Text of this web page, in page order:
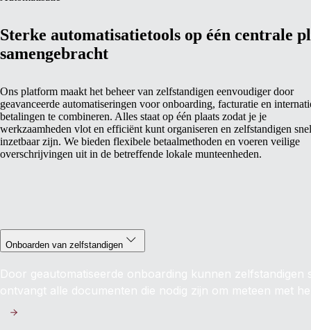
Sterke automatisatietools op één centrale
samengebracht
Ons platform maakt het beheer van zelfstandigen eenvoudiger door
geavanceerde automatiseringen voor onboarding, facturatie en
betalingen te combineren. Alles staat op één plaats zodat je je
werkzaamheden vlot en efficiënt kunt organiseren en zelfstandigen snel
inzetbaar zijn. We bieden flexibele betaalmethoden en voeren veilige
overschrijvingen uit in de betreffende lokale munteenheden.
Onboarden van zelfstandigen
Door geautomatiseerde onboarding kunnen zelfstandigen
ontvangt alle documenten die nodig zijn om meteen met